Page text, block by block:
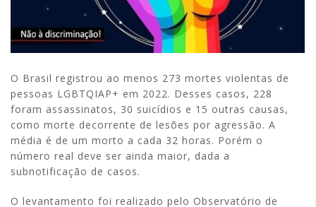
O Brasil registrou ao menos 273 mortes violentas de
pessoas LGBTQIAP+ em 2022. Desses casos, 228
foram assassinatos, 30 suicídios e 15 outras causas,
como morte decorrente de lesões por agressão. A
média é de um morto a cada 32 horas. Porém o
número real deve ser ainda maior, dada a
subnotificação de casos.
O levantamento foi realizado pelo Observatório de